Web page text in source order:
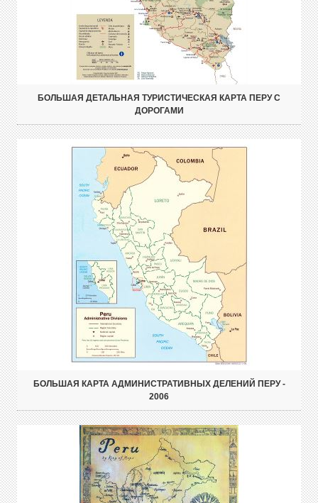
БОЛЬШАЯ ДЕТАЛЬНАЯ ТУРИСТИЧЕСКАЯ КАРТА ПЕРУ С
ДОРОГАМИ
БОЛЬШАЯ КАРТА АДМИНИСТРАТИВНЫХ ДЕЛЕНИЙ ПЕРУ -
2006